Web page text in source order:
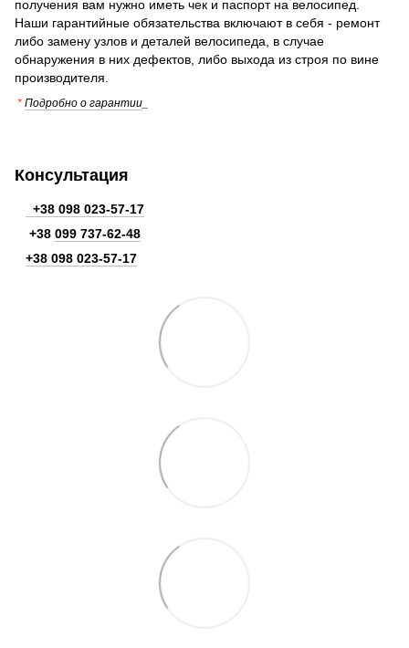
получения вам нужно иметь чек и паспорт на велосипед.
Наши гарантийные обязательства включают в себя - ремонт
либо замену узлов и деталей велосипеда, в случае
обнаружения в них дефектов, либо выхода из строя по вине
производителя.
* Подробно о гарантии
Консультация
+38 098 023-57-17
+38 099 737-62-48
+38 098 023-57-17